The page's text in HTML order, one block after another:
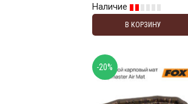
Наличие
В КОРЗИНУ
-20%